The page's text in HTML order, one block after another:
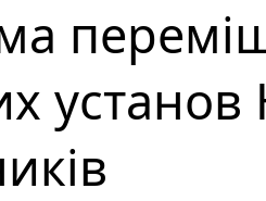
установ